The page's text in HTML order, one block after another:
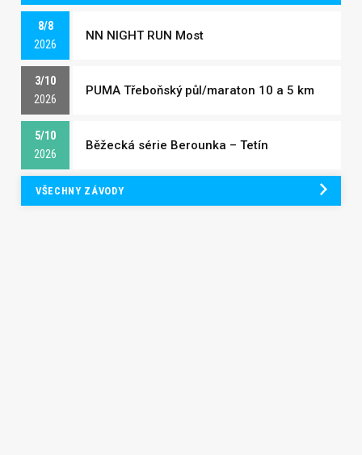
8/8
2026
NN NIGHT RUN Most
3/10
2026
PUMA Třeboňský půl/maraton 10 a 5 km
5/10
2026
Běžecká série Berounka – Tetín
VŠECHNY ZÁVODY